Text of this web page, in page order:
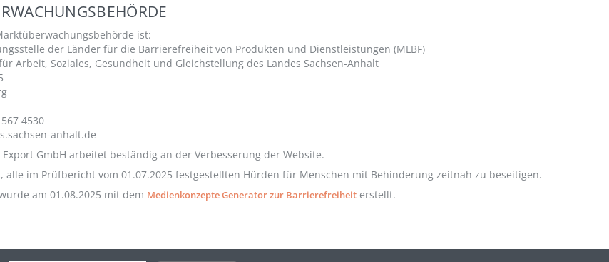
ist:
der Länder für die Barrierefreiheit von Produkten und Dienstleistungen (MLBF)
Arbeit, Soziales, Gesundheit und Gleichstellung des Landes Sachsen-Anhalt
4530
anhalt.de
Export GmbH arbeitet beständig an der Verbesserung der Website.
alle im Prüfbericht vom 01.07.2025 festgestellten Hürden für Menschen mit Behinderung zeitnah zu beseitigen.
am 01.08.2025 mit dem Medienkonzepte Generator zur Barrierefreiheit erstellt.